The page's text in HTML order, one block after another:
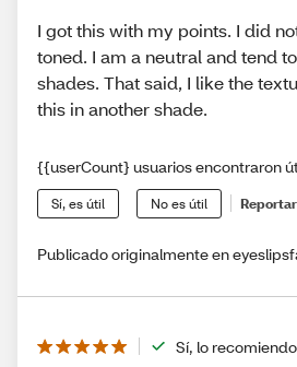
I got this with my points. I did
toned. I am a neutral and tend
shades. That said, I like the
this in another shade.
{{userCount} usuarios encontraron
Sí, es útil No es útil Reportar
Publicado originalmente en
Sí, lo recomiendo